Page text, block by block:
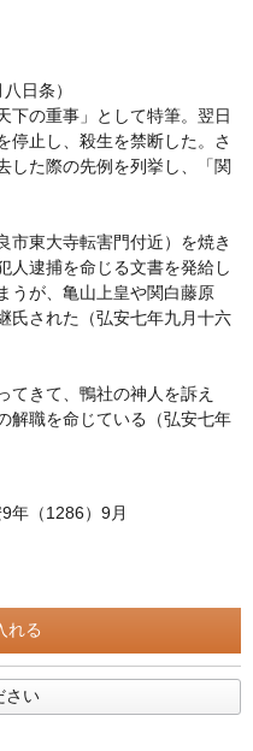
日条）
下の重事」として特筆。翌日
停止し、殺生を禁断した。さ
した際の先例を列挙し、「関
東大寺転害門付近）を焼き
人逮捕を命じる文書を発給し
うが、亀山上皇や関白藤原
氏された（弘安七年九月十六
きて、鴨社の神人を訴え
解職を命じている（弘安七年
年（1286）9月